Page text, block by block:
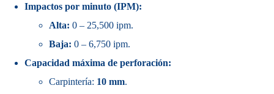
Impactos por minuto (IPM):
Alta: 0 – 25,500 ipm.
Baja: 0 – 6,750 ipm.
Capacidad máxima de perforación:
Carpintería: 10 mm.